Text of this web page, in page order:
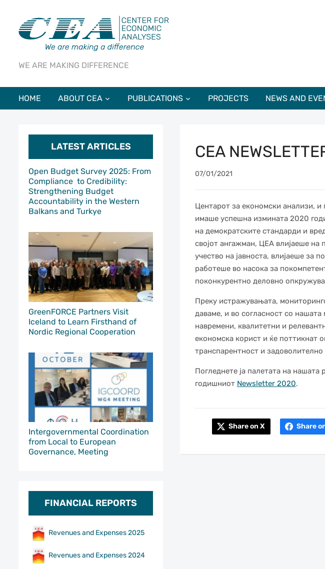
WE ARE MAKING DIFFERENCE
HOME ABOUT CEA PUBLICATIONS PROJECTS NEWS AND
LATEST ARTICLES
Open Budget Survey 2025: From
Compliance to Credibility:
Strengthening Budget
Accountability in the Western
Balkans and Turkye
GreenFORCE Partners Visit
Iceland to Learn Firsthand of
Nordic Regional Cooperation
Intergovernmental Coordination
from Local to European
Governance, Meeting
FINANCIAL REPORTS
Revenues and Expenses 2025
Revenues and Expenses 2024
CEA
07/01/2021
Центарот за економски анализи, и
имаше успешна измината 2020
на демократските стандарди и
својот ангажман, ЦЕА влијаеше на
учество на јавноста, влијаеше за
работеше во насока за
поконкурентно деловно
Преку истражувањата,
даваме, и во согласност со
навремени, квалитетни и
економска корист и ќе поттикнат
транспарентност и
Погледнете ја палетата на нашата
годишниот Newsletter 2020.
Share on X Share